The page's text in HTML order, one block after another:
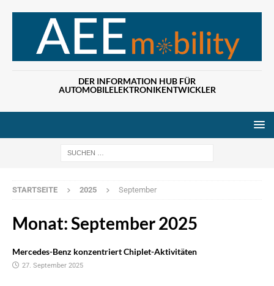
DER INFORMATION HUB FÜR
AUTOMOBILELEKTRONIKENTWICKLER
STARTSEITE 2025 September
Monat:September 2025
Mercedes-Benz konzentriert Chiplet-Aktivitäten
27. September 2025